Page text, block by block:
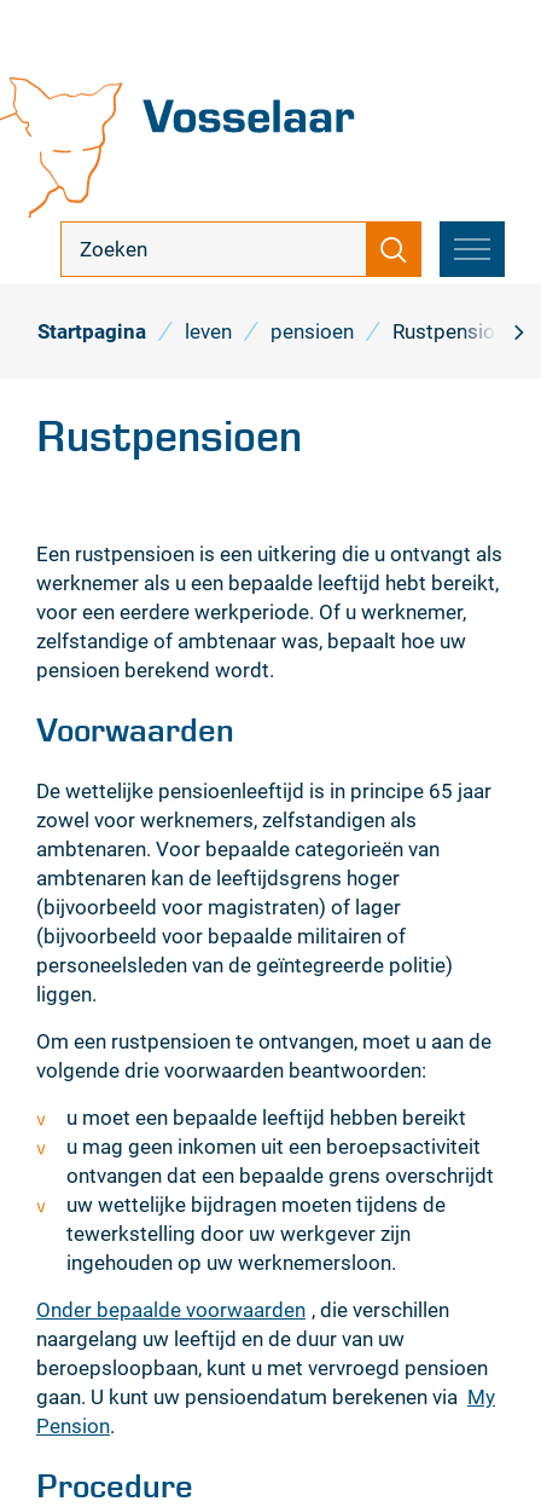
inhoud
Vosselaar
zoek
Zoeken
MENU
Startpagina leven pensioen Rustpensioen
Rustpensioen
Inhoud
Een rustpensioen is een uitkering die u ontvangt als
werknemer als u een bepaalde leeftijd hebt bereikt,
voor een eerdere werkperiode. Of u werknemer,
zelfstandige of ambtenaar was, bepaalt hoe uw
pensioen berekend wordt.
Voorwaarden
De wettelijke pensioenleeftijd is in principe 65 jaar
zowel voor werknemers, zelfstandigen als
ambtenaren. Voor bepaalde categorieën van
ambtenaren kan de leeftijdsgrens hoger
(bijvoorbeeld voor magistraten) of lager
(bijvoorbeeld voor bepaalde militairen of
personeelsleden van de geïntegreerde politie)
liggen.
Om een rustpensioen te ontvangen, moet u aan de
volgende drie voorwaarden beantwoorden:
u moet een bepaalde leeftijd hebben bereikt
u mag geen inkomen uit een beroepsactiviteit
ontvangen dat een bepaalde grens overschrijdt
uw wettelijke bijdragen moeten tijdens de
tewerkstelling door uw werkgever zijn
ingehouden op uw werknemersloon.
Onder bepaalde voorwaarden , die verschillen
naargelang uw leeftijd en de duur van uw
beroepsloopbaan, kunt u met vervroegd pensioen
gaan. U kunt uw pensioendatum berekenen via My
Pension.
Procedure